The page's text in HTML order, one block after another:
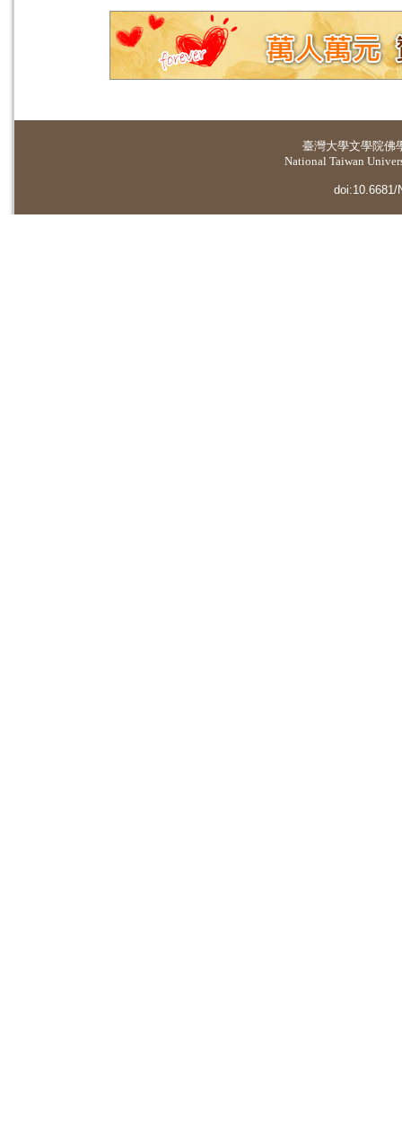
臺灣大學文學院佛
National Taiwan
doi:10.6681/